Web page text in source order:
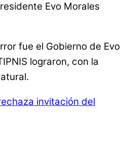
Evo Morales
fue el Gobierno de Evo
lograron, con la
invitación del